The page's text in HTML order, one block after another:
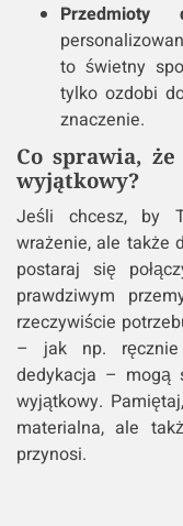
to świetny
tylko ozdobi
znaczenie.
Co sprawia,
wyjątkowy?
Jeśli chcesz, by
wrażenie, ale także
postaraj się
prawdziwym
rzeczywiście
– jak np.
dedykacja – mogą
wyjątkowy.
materialna, ale
przynosi.